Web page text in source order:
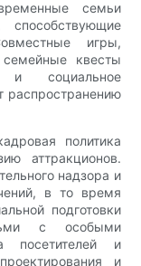
семьи
способствующие
игры,
семейные квесты
и социальное
распространению
политика
аттракционов.
надзора и
в то время
подготовки
с особыми
посетителей и
и